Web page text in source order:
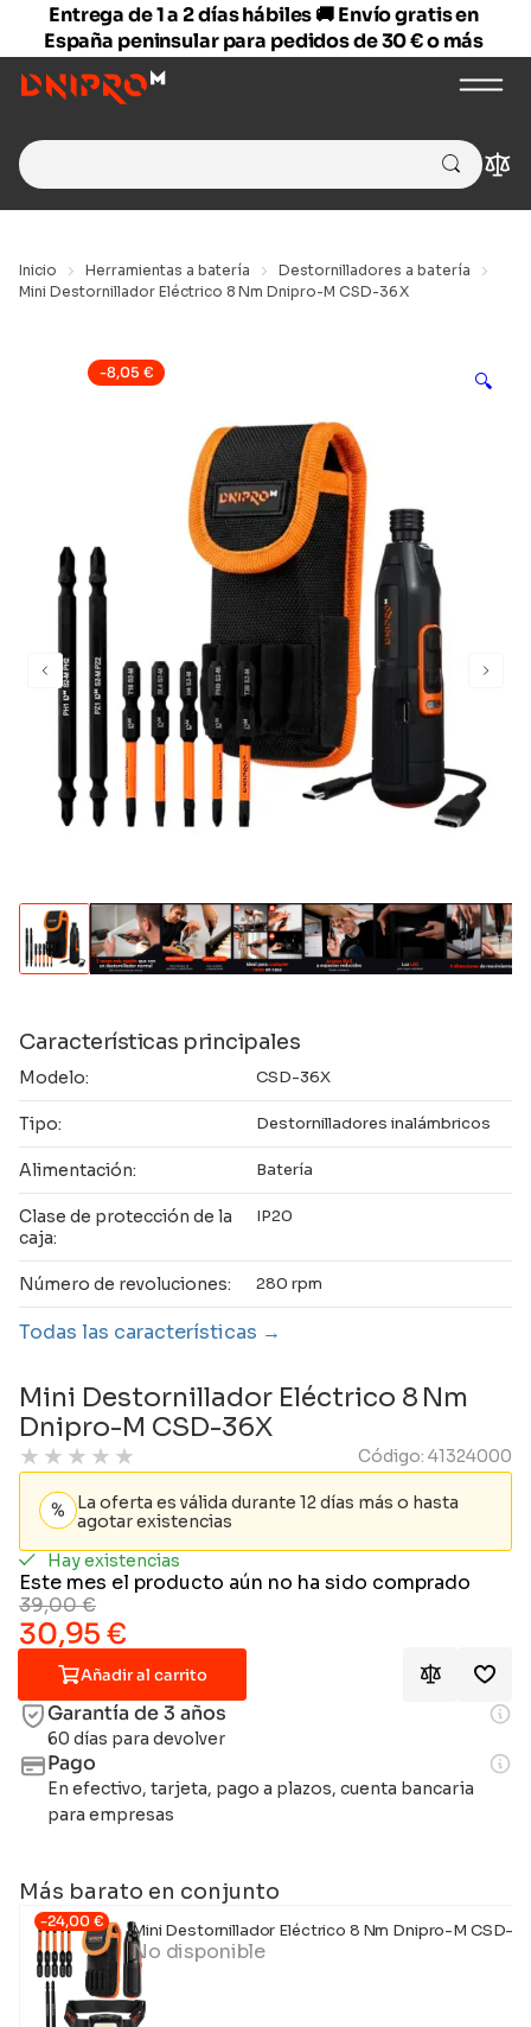
Entrega de 1 a 2 días hábiles 🚚 Envío gratis en
España peninsular para pedidos de 30 € o más
Search
for:
Inicio Herramientas a batería
Destornilladores a batería
Mini Destornillador Eléctrico 8 Nm Dnipro-M CSD-36X
-8,05€ 🔍
Características principales
Modelo: CSD-36X
Tipo: Destornilladores inalámbricos
Alimentación: Batería
Clase de protección de la
caja:
IP20
Número de revoluciones: 280 rpm
Todas las características
Mini Destornillador Eléctrico 8 Nm
Dnipro-M CSD-36X
★ ★ ★ ★ ★ Código: 41324000
La oferta es válida durante 12 días más o hasta
agotar existencias
Hay existencias
Este mes el producto aún no ha sido comprado
30,95€
39,00€
Añadir al carrito
Garantía de 3 años
60 días para devolver
Pago
En efectivo, tarjeta, pago a plazos, cuenta bancaria
para empresas
Más barato en conjunto
-24,00€ Mini Destornillador Eléctrico 8 Nm Dnipro-M CSD-
No disponible